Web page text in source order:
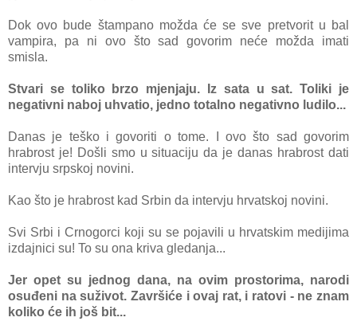
Dok ovo bude štampano možda će se sve pretvorit u bal
vampira, pa ni ovo što sad govorim neće možda imati
smisla.
Stvari se toliko brzo mjenjaju. Iz sata u sat. Toliki je
negativni naboj uhvatio, jedno totalno negativno ludilo...
Danas je teško i govoriti o tome. I ovo što sad govorim
hrabrost je! Došli smo u situaciju da je danas hrabrost dati
intervju srpskoj novini.
Kao što je hrabrost kad Srbin da intervju hrvatskoj novini.
Svi Srbi i Crnogorci koji su se pojavili u hrvatskim medijima
izdajnici su! To su ona kriva gledanja...
Jer opet su jednog dana, na ovim prostorima, narodi
osuđeni na suživot. Završiće i ovaj rat, i ratovi - ne znam
koliko će ih još bit...